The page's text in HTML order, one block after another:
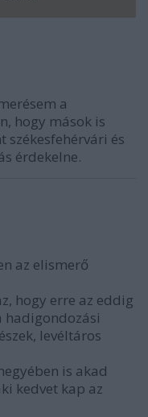
a
hogy mások is
székesfehérvári és
érdekelne.
az elismerő
hogy erre az eddig
hadigondozási
levéltáros
is akad
kedvet kap az